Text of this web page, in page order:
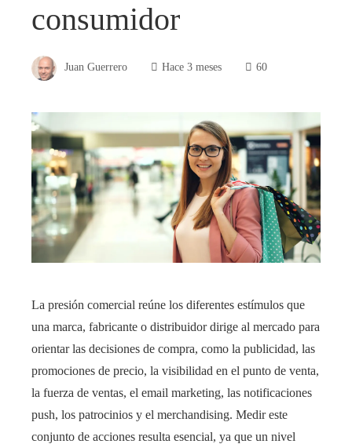
consumidor
Juan Guerrero Hace 3 meses 60
La presión comercial reúne los diferentes estímulos que
una marca, fabricante o distribuidor dirige al mercado para
orientar las decisiones de compra, como la publicidad, las
promociones de precio, la visibilidad en el punto de venta,
la fuerza de ventas, el email marketing, las notificaciones
push, los patrocinios y el merchandising. Medir este
conjunto de acciones resulta esencial, ya que un nivel